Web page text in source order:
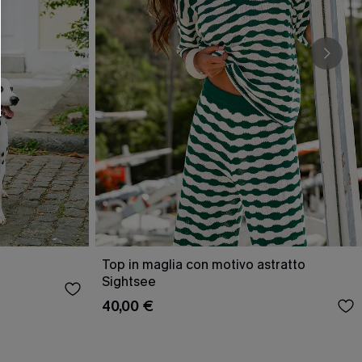
Top in maglia con motivo astratto
Sightsee
40,00 €
SCONT
e-mail di marketing (compresi contenuti
i nostri Termini e condizioni . Potremmo
come i pixel presenti nelle
valutare il livello di coinvolgimento,
che potrebbero interessarti, il tutto
. Puoi annullare l'iscrizione in qualsiasi